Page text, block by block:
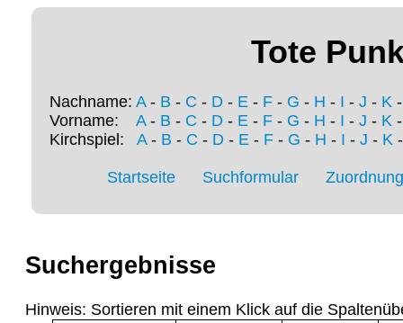
Tote
Nachname: A- B - C - D - E - F - G - H - I - J - K
Vorname: A- B - C - D - E - F - G - H - I - J - K
Kirchspiel: A- B - C - D- E- F- G - H - I - J - K
Startseite Suchformular
Suchergebnisse
Hinweis: Sortieren mit einem Klick auf die